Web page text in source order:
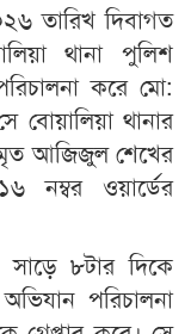
তারিখ দিবাগত
থানা পুলিশ
করে মো:
বোয়ালিয়া থানার
মৃত আজিজুল শেখের
নম্বর ওয়ার্ডের
৮টার দিকে
পরিচালনা